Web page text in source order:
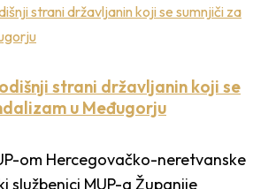
strani državljanin koji se
u Međugorju
om Hercegovačko-neretvanske
službenici MUP-a Županije